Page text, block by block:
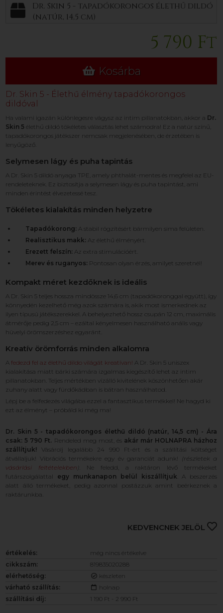
Dr. Skin 5 - tapadókorongos élethű dildó
(natúr, 14,5 cm)
5 790 Ft
Kosárba
Dr. Skin 5 - Élethű élmény tapadókorongos
dildóval
Ha valami igazán különlegesre vágysz az intim pillanatokban, akkor a Dr.
Skin 5 élethű dildó tökéletes választás lehet számodra! Ez a natúr színű,
tapadókorongos játékszer nemcsak megjelenésében, de érzetében is
lenyűgöző.
Selymesen lágy és puha tapintás
A Dr. Skin 5 dildó anyaga TPE, amely phthalát-mentes és megfelel az EU-
rendeleteknek. Ez biztosítja a selymesen lágy és puha tapintást, ami
minden érintést élvezetessé tesz.
Tökéletes kialakítás minden helyzetre
Tapadókorong: A stabil rögzítésért bármilyen sima felületen.
Realisztikus makk: Az élethű élményért.
Erezett felszín: Az extra stimulációért.
Merev és ruganyos: Pontosan olyan érzés, amilyet szeretnél!
Kompakt méret kezdőknek is ideális
A Dr. Skin 5 teljes hossza mindössze 14,6 cm (tapadókoronggal együtt), így
könnyedén kezelhető még azok számára is, akik most ismerkednek az
ilyen típusú játékszerekkel. A behelyezhető hossz csupán 12 cm, maximális
átmérője pedig 2,5 cm – ezáltal kényelmesen használható anális vagy
hüvelyi örömszerzéshez egyaránt.
Kreatív örömforrás minden alkalomra
Afedezd fel az élethű dildo világát kreatívan! A Dr. Skin 5 uniszex
kialakítása miatt bárki számára izgalmas kiegészítő lehet az intim
pillanatokban. Teljes mértékben vízálló kivitelének köszönhetően akár
zuhany alatt vagy fürdőkádban is bátran használhatod.
Lépj be a felfedezés világába ezzel a fantasztikus termékkel! Ne hagyd ki
ezt az élményt – próbáld ki még ma!
Dr. Skin 5 - tapadókorongos élethű dildó (natúr, 14,5 cm) - Ára
csak: 5 790 Ft. Rendeled meg most, és akár már HOLNAPRA házhoz
szállítjuk! Vásárolj legalább 24 990 Ft-ért és a szállítási költséget
átvállaljuk! Vibrációs termékekre egy év garanciát adunk! (részletek a
vásárlási feltételekben ) . Ne feledd, a raktáron lévő termékeket
futárszolgálattal egy munkanapon belül kiszállítjuk . A beszerzés
alatt álló termékeket, pedig azonnal postázzuk amint beérkeznek a
raktárunkba.
KEDVENCNEK JELÖL
értékelés:
még nincs értékelve
cikkszám:
819835020288
elérhetőség:
készleten
várható szállítás:
holnap
szállítási díj:
1 190 Ft - 2 990 Ft